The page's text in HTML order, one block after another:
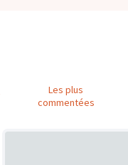
Les plus
commentées